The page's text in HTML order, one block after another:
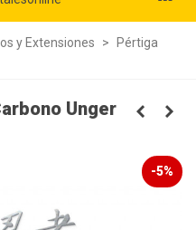
y Extensiones >
Pértiga
Unger
-5%